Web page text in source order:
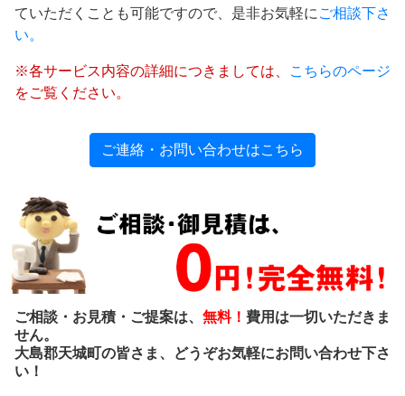
ていただくことも可能ですので、是非お気軽に ご相談下さ
い。
※各サービス内容の詳細につきましては、
こちらのページ
をご覧ください。
ご連絡・お問い合わせはこちら
ご相談・お見積・ご提案は、 無料！ 費用は一切いただきま
せん。
大島郡天城町の皆さま、どうぞお気軽にお問い合わせ下さ
い！